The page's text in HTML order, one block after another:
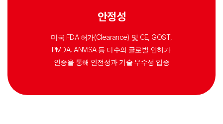
안정성
미국 FDA 허가(Clearance) 및 CE, GOST,
PMDA, ANVISA 등 다수의 글로벌 인허가·
인증을 통해 안전성과 기술 우수성 입증